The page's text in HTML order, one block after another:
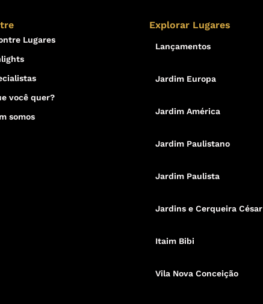
Lugares
você quer?
somos
Explorar Lugares
Lançamentos
Jardim Europa
Jardim América
Jardim Paulistano
Jardim Paulista
Jardins e Cerqueira César
Itaim Bibi
Vila Nova Conceição